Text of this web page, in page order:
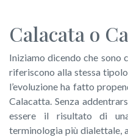
Calacata o
Iniziamo dicendo che sono
riferiscono alla stessa
l’evoluzione ha fatto
Calacatta. Senza
essere il risultato di
terminologia più dialettale,